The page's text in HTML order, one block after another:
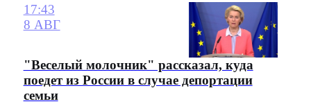
17:43
8 АВГ
"Веселый молочник" рассказал, куда
поедет из России в случае депортации
семьи